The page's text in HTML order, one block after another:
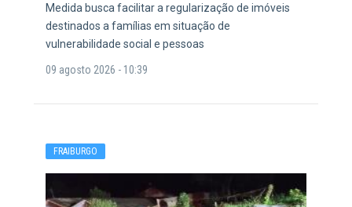
Medida busca facilitar a regularização de imóveis
destinados a famílias em situação de
vulnerabilidade social e pessoas
09 agosto 2026 - 10:39
FRAIBURGO